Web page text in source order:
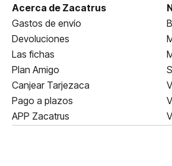
Acerca de Zacatrus
Gastos de envío
Devoluciones
Las fichas
Plan Amigo
Canjear Tarjezaca
Pago a plazos
APP Zacatrus